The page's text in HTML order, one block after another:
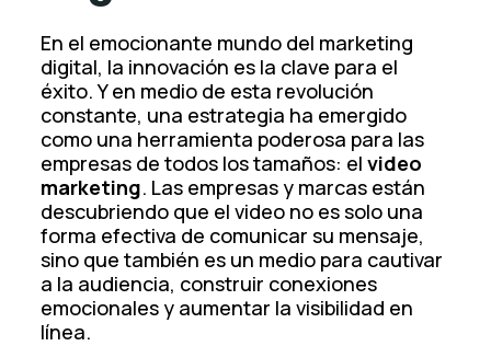
En el emocionante mundo del marketing
digital, la innovación es la clave para el
éxito. Y en medio de esta revolución
constante, una estrategia ha emergido
como una herramienta poderosa para las
empresas de todos los tamaños: elvideo
marketing. Las empresas y marcas están
descubriendo que el video no es solo una
forma efectiva de comunicar su mensaje,
sino que también es un medio para cautivar
a la audiencia, construir conexiones
emocionales y aumentar la visibilidad en
línea.